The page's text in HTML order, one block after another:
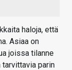
haloja, että
Asiaa on
joissa tilanne
tarvittavia parin